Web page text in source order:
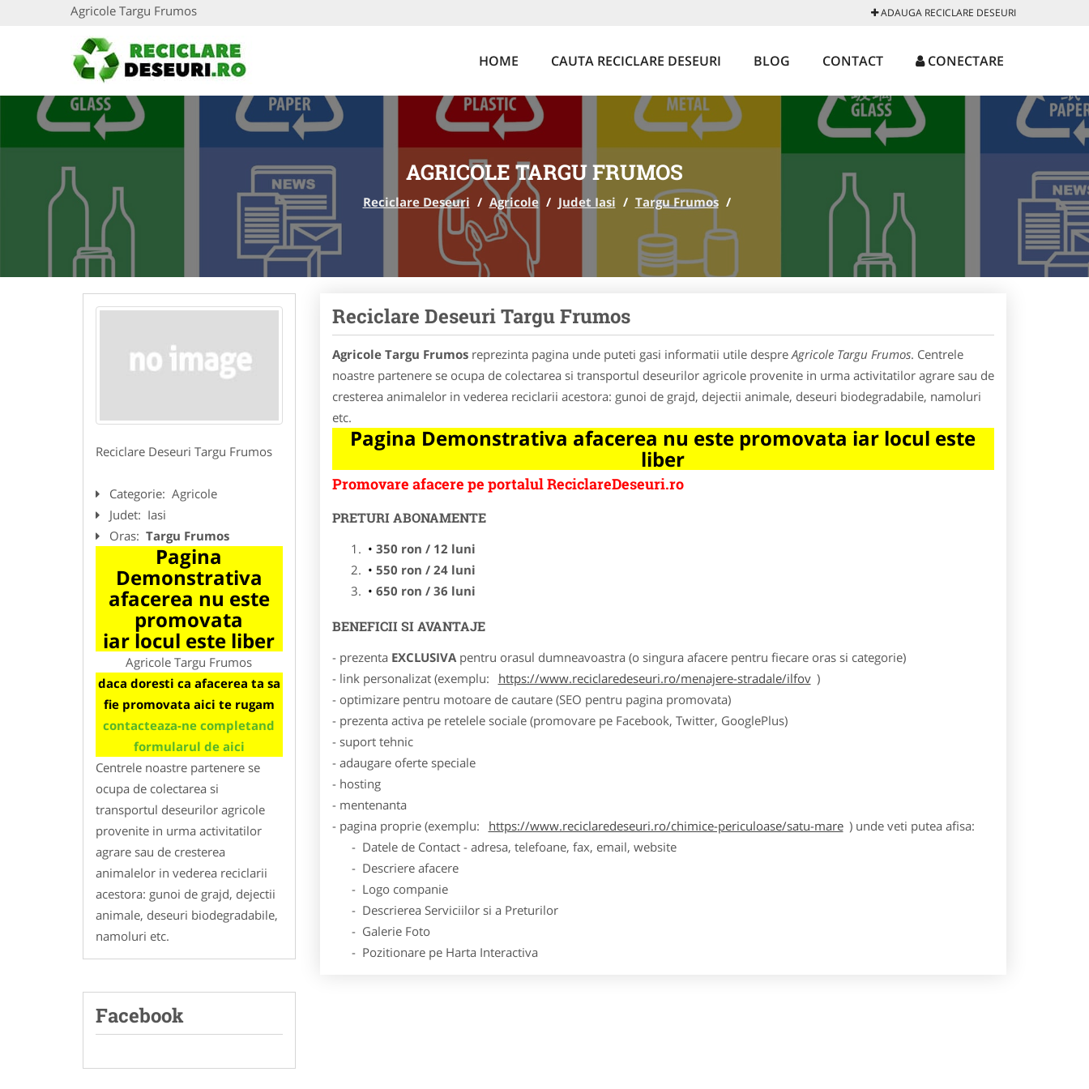
Agricole Targu Frumos ADAUGA RECICLARE DESEURI
HOME CAUTA RECICLARE DESEURI BLOG CONTACT CONECTARE
AGRICOLE TARGU FRUMOS
Reciclare Deseuri / Agricole / Judet Iasi / Targu Frumos /
Reciclare Deseuri Targu Frumos
Categorie: Agricole
Judet: Iasi
Oras: Targu Frumos
Pagina
Demonstrativa
afacerea nu este
promovata
iar locul este liber
Agricole Targu Frumos
daca doresti ca afacerea ta sa
fie promovata aici te rugam
contacteaza-ne completand
formularul de aici
Centrele noastre partenere se
ocupa de colectarea si
transportul deseurilor agricole
provenite in urma activitatilor
agrare sau de cresterea
animalelor in vederea reciclarii
acestora: gunoi de grajd, dejectii
animale, deseuri biodegradabile,
namoluri etc.
Facebook
Reciclare Deseuri Targu Frumos
Agricole Targu Frumosreprezinta pagina unde puteti gasi informatii utile despreAgricole Targu Frumos. Centrele
noastre partenere se ocupa de colectarea si transportul deseurilor agricole provenite in urma activitatilor agrare sau de
cresterea animalelor in vederea reciclarii acestora: gunoi de grajd, dejectii animale, deseuri biodegradabile, namoluri
etc.
Pagina Demonstrativa afacerea nu este promovata iar locul este
liber
Promovare afacere pe portalul ReciclareDeseuri.ro
PRETURI ABONAMENTE
350 ron / 12 luni
550 ron / 24 luni
650 ron / 36 luni
BENEFICII SI AVANTAJE
- prezenta EXCLUSIVApentru orasul dumneavoastra (o singura afacere pentru fiecare oras si categorie)
- link personalizat (exemplu:
https://www.reciclaredeseuri.ro/menajere-stradale/ilfov )
- optimizare pentru motoare de cautare (SEO pentru pagina promovata)
- prezenta activa pe retelele sociale (promovare pe Facebook, Twitter, GooglePlus)
- suport tehnic
- adaugare oferte speciale
- hosting
- mentenanta
- pagina proprie (exemplu:
https://www.reciclaredeseuri.ro/chimice-periculoase/satu-mare ) unde veti putea afisa:
- Datele de Contact - adresa, telefoane, fax, email, website
- Descriere afacere
- Logo companie
- Descrierea Serviciilor si a Preturilor
- Galerie Foto
- Pozitionare pe Harta Interactiva